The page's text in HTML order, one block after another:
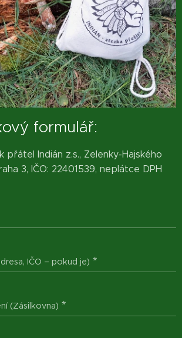
formulář:
přátel Indián z.s., Zelenky-Hajského
3, IČO: 22401539, neplátce DPH
IČO – pokud je)
(Zásilkovna)